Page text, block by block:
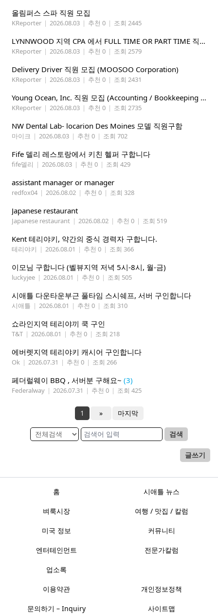
올림퍼스 스파 직원 모집
KReporter | 2026.08.03 | 추천 0 | 조회 2445
LYNNWOOD 지역 CPA 에서 FULL TIME OR PART TIME 직원을 찾습니다
KReporter | 2026.08.03 | 추천 0 | 조회 2579
Delivery Driver 직원 모집 (MOOSOO Corporation)
KReporter | 2026.08.03 | 추천 0 | 조회 2431
Young Ocean, Inc. 직원 모집 (Accounting / Bookkeeping 분야)
KReporter | 2026.08.03 | 추천 0 | 조회 2735
NW Dental Lab- locarion Des Moines 모델 직원구함
마이크 | 2026.08.03 | 추천 0 | 조회 702
Fife 델리 레스토랑에서 키친 헬퍼 구합니다
fife델리 | 2026.08.03 | 추천 0 | 조회 429
assistant manager or manager
redfox04 | 2026.08.02 | 추천 0 | 조회 328
Japanese restaurant
Japanese restaurant | 2026.08.02 | 추천 0 | 조회 519
Kent 테리야키, 약간의 중식 경력자 구합니다.
테리야키 | 2026.08.01 | 추천 0 | 조회 366
이모님 구합니다 (벨뷰지역 저녁 5시-8시, 월-금)
luckyjee | 2026.08.01 | 추천 0 | 조회 505
시애틀 다운타운부근 풀타임 스시쉐프, 서버 구인합니다
시애틀 | 2026.08.01 | 추천 0 | 조회 310
쇼라인지역 테리야끼 쿡 구인
T&T | 2026.08.01 | 추천 0 | 조회 218
에버렛지역 테리야키 캐시어 구인합니다
Ok | 2026.07.31 | 추천 0 | 조회 266
페더럴웨이 BBQ , 서버분 구해요~ (3)
Federalway | 2026.07.31 | 추천 0 | 조회 425
1 » 마지막
검색
글쓰기
홈 시애틀 뉴스
벼룩시장 여행 / 맛집 / 칼럼
미국 정보 커뮤니티
엔터테인먼트 전문가칼럼
업소록
이용약관 개인정보정책
문의하기 – Inquiry 사이트맵